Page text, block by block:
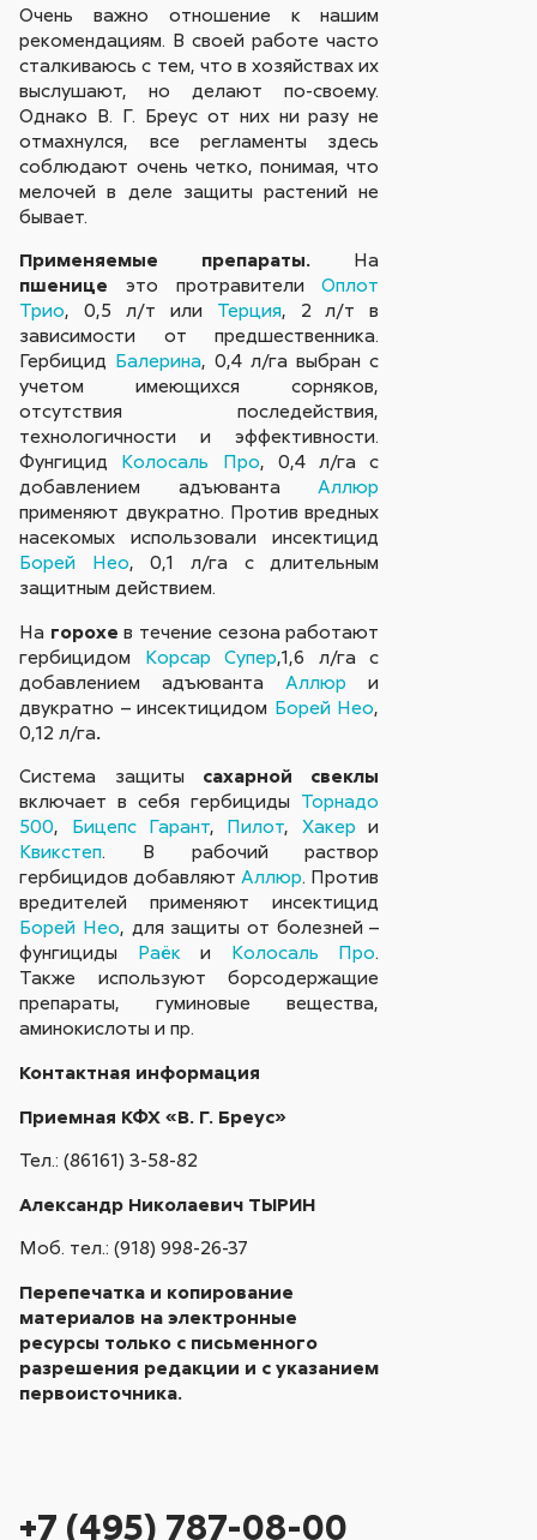
Очень важно отношение к нашим
рекомендациям. В своей работе часто
сталкиваюсь с тем, что в хозяйствах их
выслушают, но делают по-своему.
Однако В. Г. Бреус от них ни разу не
отмахнулся, все регламенты здесь
соблюдают очень четко, понимая, что
мелочей в деле защиты растений не
бывает.
Применяемые препараты. На
пшенице это протравителиОплот
Трио, 0,5 л/т или Терция, 2 л/т в
зависимости от предшественника.
Гербицид Балерина, 0,4 л/га выбран с
учетом имеющихся сорняков,
отсутствия последействия,
технологичности и эффективности.
Фунгицид Колосаль Про, 0,4 л/га с
добавлением адъювантаАллюр
применяют двукратно. Против вредных
насекомых использовали инсектицид
Борей Нео, 0,1 л/га с длительным
защитным действием.
На горохев течение сезона работают
гербицидом Корсар Супер,1,6 л/га с
добавлением адъюванта Аллюр и
двукратно – инсектицидом Борей Нео,
0,12 л/га.
Система защиты сахарной свеклы
включает в себя гербициды Торнадо
500, Бицепс Гарант, Пилот, Хакер и
Квикстеп. В рабочий раствор
гербицидов добавляютАллюр. Против
вредителей применяют инсектицид
Борей Нео, для защиты от болезней –
фунгициды Раёк и Колосаль Про.
Также используют борсодержащие
препараты, гуминовые вещества,
аминокислоты и пр.
Контактная информация
Приемная КФХ «В. Г. Бреус»
Тел.: (86161) 3-58-82
Александр Николаевич ТЫРИН
Моб. тел.: (918) 998-26-37
Перепечатка и копирование
материалов на электронные
ресурсы только с письменного
разрешения редакции и с указанием
первоисточника.
+7 (495) 787-08-00